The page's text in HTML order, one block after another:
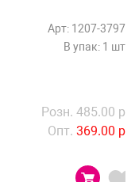
Арт: 1207-3797
В упак: 1 шт
Розн. 485.00 р
Опт. 369.00 р